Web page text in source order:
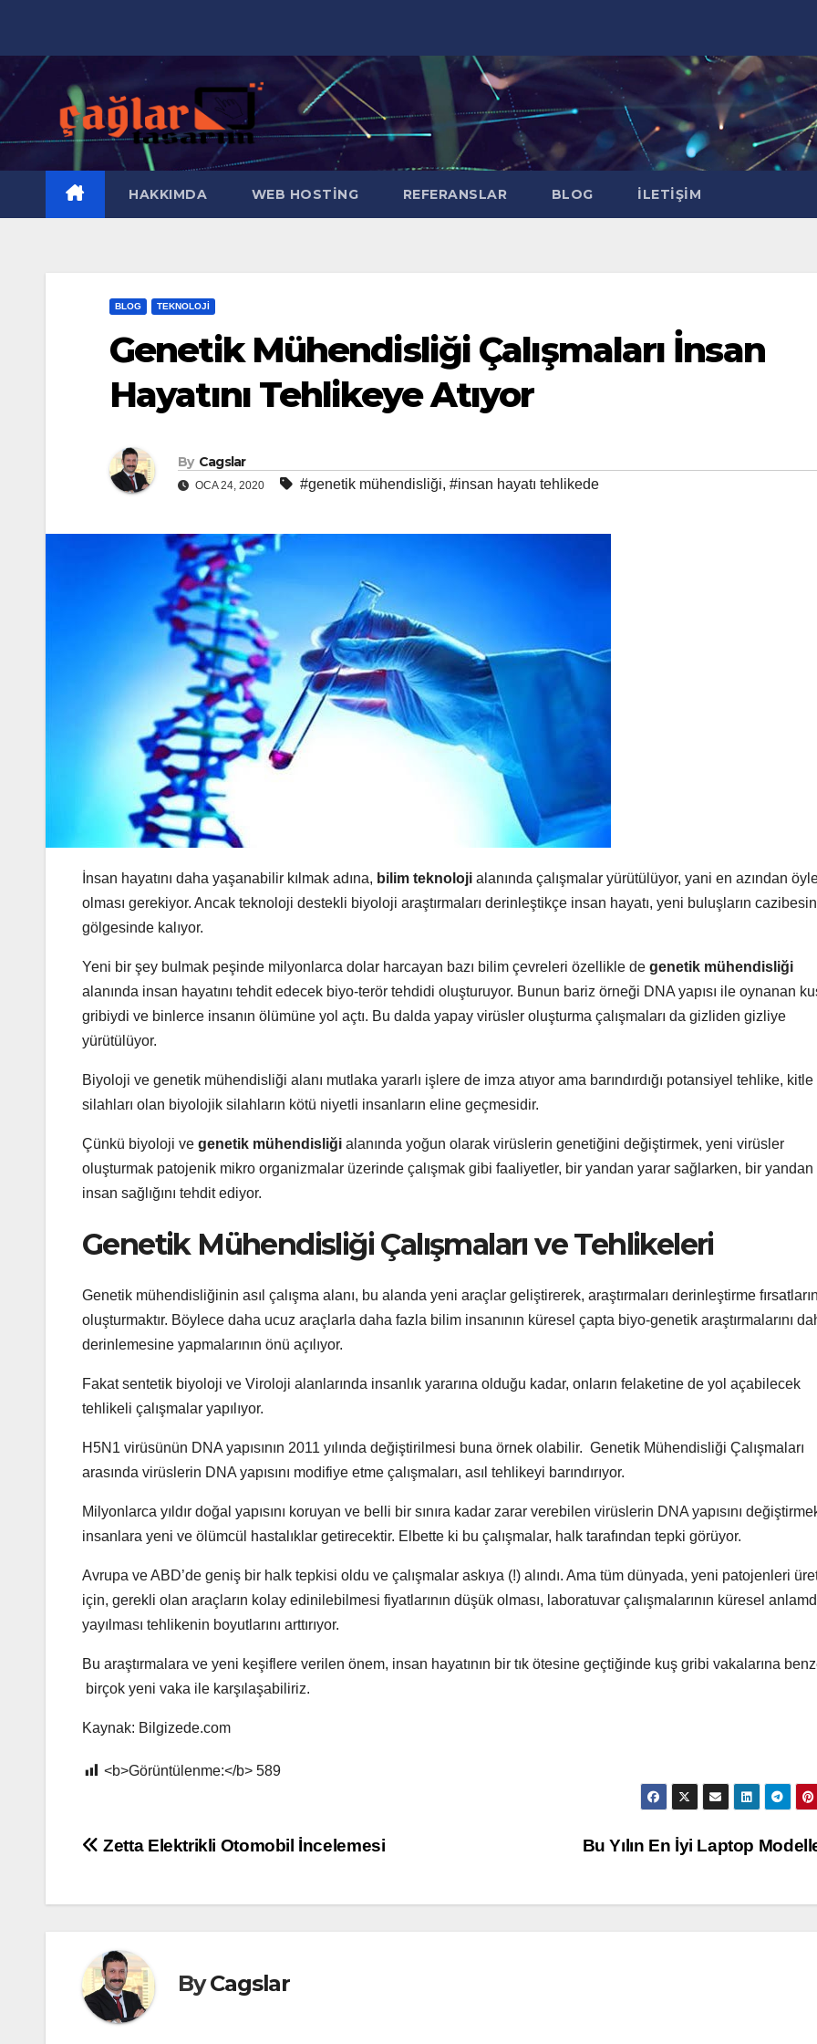
content
HAKKIMDA WEB HOSTING REFERANSLAR BLOG İLETIŞIM
BLOG TEKNOLOJI
Genetik Mühendisliği Çalışmaları İnsan
Hayatını Tehlikeye Atıyor
By Cagslar
OCA 24, 2020 #genetik mühendisliği, #insan hayatı tehlikede
İnsan hayatını daha yaşanabilir kılmak adına, bilim teknoloji alanında çalışmalar yürütülüyor, yani en azından
olması gerekiyor. Ancak teknoloji destekli biyoloji araştırmaları derinleştikçe insan hayatı, yeni buluşların
gölgesinde kalıyor.
Yeni bir şey bulmak peşinde milyonlarca dolar harcayan bazı bilim çevreleri özellikle de genetik mühendisliği
alanında insan hayatını tehdit edecek biyo-terör tehdidi oluşturuyor. Bunun bariz örneği DNA yapısı ile oynanan
gribiydi ve binlerce insanın ölümüne yol açtı. Bu dalda yapay virüsler oluşturma çalışmaları da gizliden gizliye
yürütülüyor.
Biyoloji ve genetik mühendisliği alanı mutlaka yararlı işlere de imza atıyor ama barındırdığı potansiyel tehlike, kitle
silahları olan biyolojik silahların kötü niyetli insanların eline geçmesidir.
Çünkü biyoloji ve genetik mühendisliği alanında yoğun olarak virüslerin genetiğini değiştirmek, yeni virüsler
oluşturmak patojenik mikro organizmalar üzerinde çalışmak gibi faaliyetler, bir yandan yarar sağlarken, bir yandan
insan sağlığını tehdit ediyor.
Genetik Mühendisliği Çalışmaları ve Tehlikeleri
Genetik mühendisliğinin asıl çalışma alanı, bu alanda yeni araçlar geliştirerek, araştırmaları derinleştirme
oluşturmaktır. Böylece daha ucuz araçlarla daha fazla bilim insanının küresel çapta biyo-genetik araştırmalarını
derinlemesine yapmalarının önü açılıyor.
Fakat sentetik biyoloji ve Viroloji alanlarında insanlık yararına olduğu kadar, onların felaketine de yol açabilecek
tehlikeli çalışmalar yapılıyor.
H5N1 virüsünün DNA yapısının 2011 yılında değiştirilmesi buna örnek olabilir. Genetik Mühendisliği Çalışmaları
arasında virüslerin DNA yapısını modifiye etme çalışmaları, asıl tehlikeyi barındırıyor.
Milyonlarca yıldır doğal yapısını koruyan ve belli bir sınıra kadar zarar verebilen virüslerin DNA yapısını
insanlara yeni ve ölümcül hastalıklar getirecektir. Elbette ki bu çalışmalar, halk tarafından tepki görüyor.
Avrupa ve ABD’de geniş bir halk tepkisi oldu ve çalışmalar askıya (!) alındı. Ama tüm dünyada, yeni patojenleri
için, gerekli olan araçların kolay edinilebilmesi fiyatlarının düşük olması, laboratuvar çalışmalarının küresel
yayılması tehlikenin boyutlarını arttırıyor.
Bu araştırmalara ve yeni keşiflere verilen önem, insan hayatının bir tık ötesine geçtiğinde kuş gribi vakalarına
birçok yeni vaka ile karşılaşabiliriz.
Kaynak: Bilgizede.com
<b>Görüntülenme:</b> 589
Yazı
Bu Yılın En İyi Laptop
Zetta Elektrikli Otomobil İncelemesi
ByCagslar